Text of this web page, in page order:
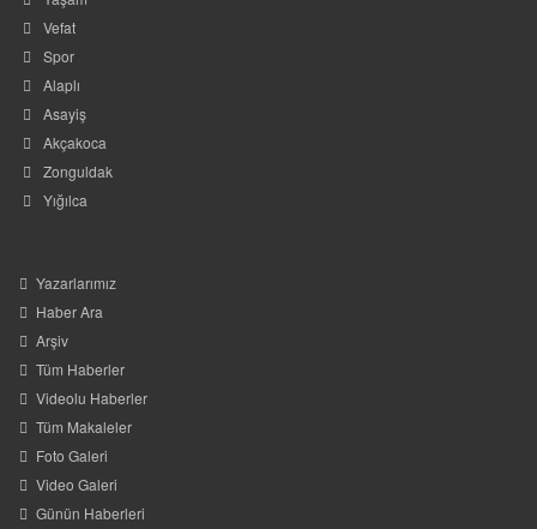
Akçakoca
Zonguldak
Yığılca
Yazarlarımız
Haber Ara
Arşiv
Tüm Makaleler
Foto Galeri
Video Galeri
Günün Haberleri